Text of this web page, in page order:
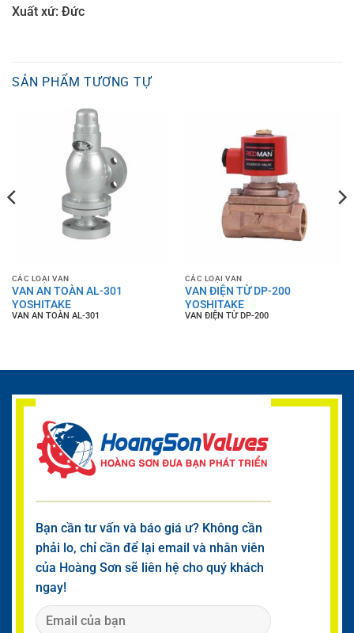
Xuất xứ: Đức
SẢN PHẨM TƯƠNG TỰ
CÁC LOẠI VAN
VAN AN TOÀN AL-301
YOSHITAKE
VAN AN TOÀN AL-301
CÁC LOẠI VAN
VAN ĐIỆN TỪ DP-200
YOSHITAKE
VAN ĐIỆN TỪ DP-200
Bạn cần tư vấn và báo giá ư? Không cần
phải lo, chỉ cần để lại email và nhân viên
của Hoàng Sơn sẽ liên hệ cho quý khách
ngay!